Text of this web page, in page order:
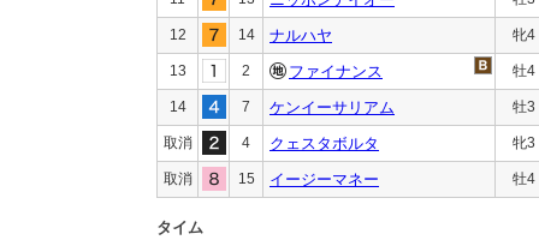
12 14 ナルハヤ 牝4
13 2 ファイナンス 牡4
14 7 ケンイーサリアム 牡3
取消 4 クェスタボルタ 牝3
取消 15 イージーマネー 牡4
タイム